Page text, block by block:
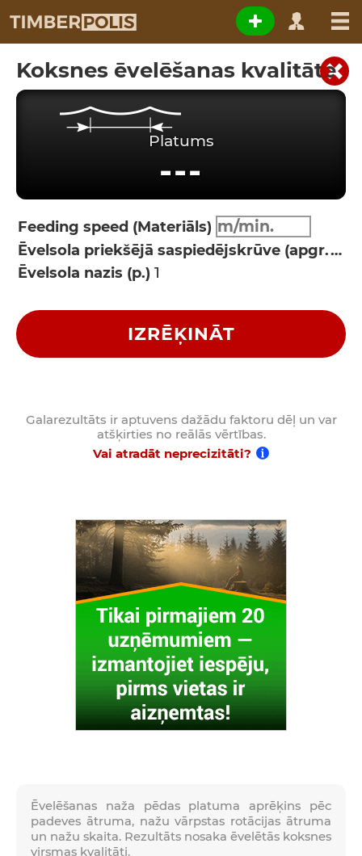
Koksnes ēvelēšanas kvalitāte
Ēvelēšanas naža pēdas platuma aprēķins pēc
padeves ātruma, nažu vārpstas rotācijas ātruma
un nažu skaita. Rezultāts nosaka ēvelētās koksnes
virsmas kvalitāti.
Platums
---
Feeding speed (Materiāls)
Ēvelsola priekšējā saspiedējskrūve (apgr./min)
Ēvelsola nazis (p.)
IZRĒĶINĀT
Galarezultāts ir aptuvens dažādu faktoru dēļ un var
atšķirties no reālās vērtības.
Vai atradāt neprecizitāti?